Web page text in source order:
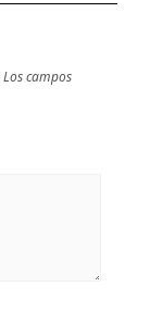
Los campos